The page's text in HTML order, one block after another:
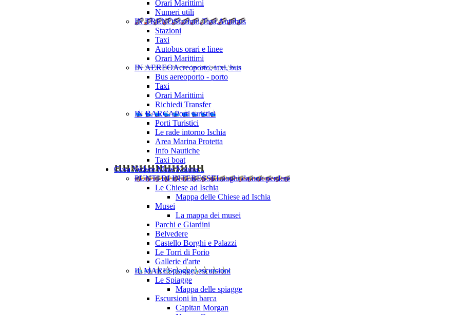
Orari Marittimi
Numeri utili
IN TRENOStazioni,Taxi,Autobus
Stazioni
Taxi
Autobus orari e linee
Orari Marittimi
IN AEREOAereoporto, taxi, bus
Bus aereoporto - porto
Taxi
Orari Marittimi
Richiedi Transfer
IN BARCAPorti turistici
Porti Turistici
Le rade intorno Ischia
Area Marina Protetta
Info Nautiche
Taxi boat
Cosa VedereMare Natura ..
PUNTI DI INTERESSELuoghi da non perdere
Le Chiese ad Ischia
Mappa delle Chiese ad Ischia
Musei
La mappa dei musei
Parchi e Giardini
Belvedere
Castello Borghi e Palazzi
Le Torri di Forio
Gallerie d'arte
IL MARESpiagge, escursioni
Le Spiagge
Mappa delle spiagge
Escursioni in barca
Capitan Morgan